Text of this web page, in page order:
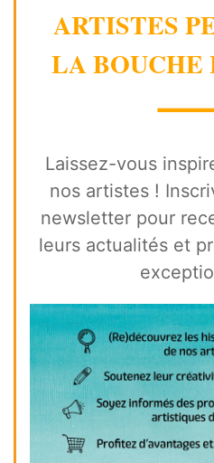
ARTISTES
LA BOUCHE
Laissez-vous
nos artistes !
newsletter pour
leurs actualités et